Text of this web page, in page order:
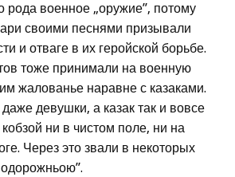
рода военное „оружие”, потому
своими песнями призывали
и отваге в их геройской борьбе.
тоже принимали на военную
жалованье наравне с казаками.
девушки, а казак так и вовсе
ни в чистом поле, ни на
Через это звали в некоторых